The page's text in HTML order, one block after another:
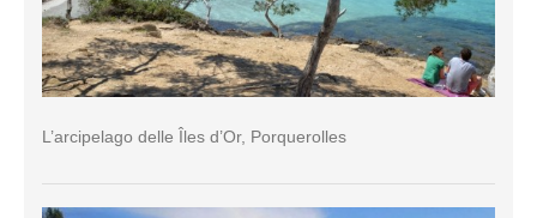
L’arcipelago delle Îles d’Or, Porquerolles